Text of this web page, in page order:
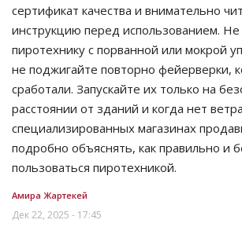
сертификат качества и внимательно
инструкцию перед использованием. Не
пиротехнику с порванной или мокрой
не поджигайте повторно фейерверки,
сработали. Запускайте их только на
расстоянии от зданий и когда нет
специализированных магазинах
подробно объяснять, как правильно и
пользоваться пиротехникой.
Амира Жартекей
Дек 22, 2025 - 17:45